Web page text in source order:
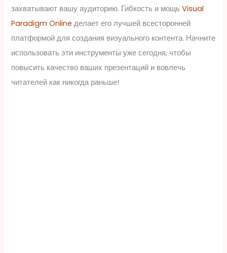
захватывают вашу аудиторию. Гибкость и мощьVisual
Paradigm Online делает его лучшей всесторонней
платформой для создания визуального контента. Начните
использовать эти инструменты уже сегодня, чтобы
повысить качество ваших презентаций и вовлечь
читателей как никогда раньше!